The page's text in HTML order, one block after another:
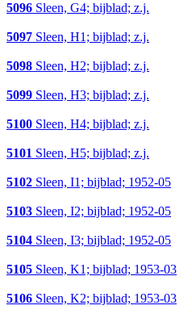
5096 Sleen, G4; bijblad; z.j.
5097 Sleen, H1; bijblad; z.j.
5098 Sleen, H2; bijblad; z.j.
5099 Sleen, H3; bijblad; z.j.
5100 Sleen, H4; bijblad; z.j.
5101 Sleen, H5; bijblad; z.j.
5102 Sleen, I1; bijblad; 1952-05
5103 Sleen, I2; bijblad; 1952-05
5104 Sleen, I3; bijblad; 1952-05
5105 Sleen, K1; bijblad; 1953-03
5106 Sleen, K2; bijblad; 1953-03